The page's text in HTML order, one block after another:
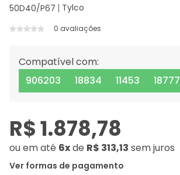
50D40/P67 Tylco
0 avaliações
R$ 1.878,78
ouem até 6xde R$ 313,13 sem juros
Ver formas de pagamento
Compatível com:
906203
18834 11453 18777